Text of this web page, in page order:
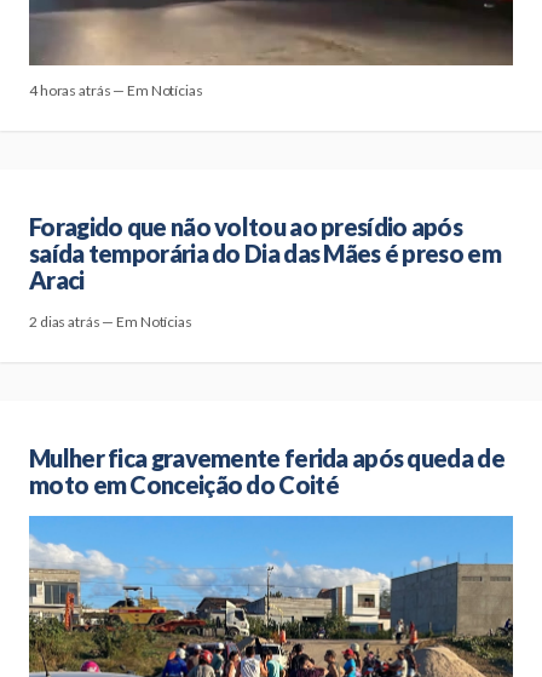
4 horas atrás — Em Notícias
Foragido que não voltou ao presídio após
saída temporária do Dia das Mães é preso em
Araci
2 dias atrás — Em Notícias
Mulher fica gravemente ferida após queda de
moto em Conceição do Coité